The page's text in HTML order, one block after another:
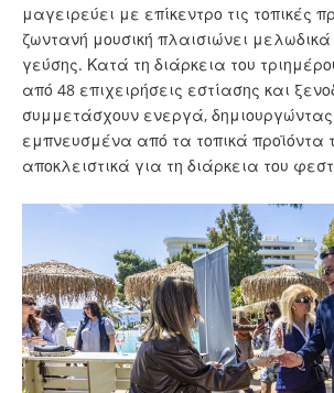
μαγειρεύει με επίκεντρο τις τοπικές
ζωντανή μουσική πλαισιώνει μελωδικά
γεύσης. Κατά τη διάρκεια του
από 48 επιχειρήσεις εστίασης και
συμμετάσχουν ενεργά, δημιουργώντας
εμπνευσμένα από τα τοπικά προϊόντα
αποκλειστικά για τη διάρκεια του